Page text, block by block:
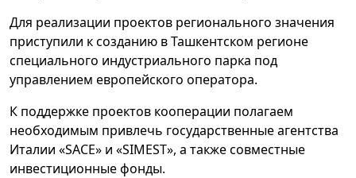
Для реализации проектов регионального значения
приступили к созданию в Ташкентском регионе
специального индустриального парка под
управлением европейского оператора.
К поддержке проектов кооперации полагаем
необходимым привлечь государственные агентства
Италии «SACE» и «SIMEST», а также совместные
инвестиционные фонды.